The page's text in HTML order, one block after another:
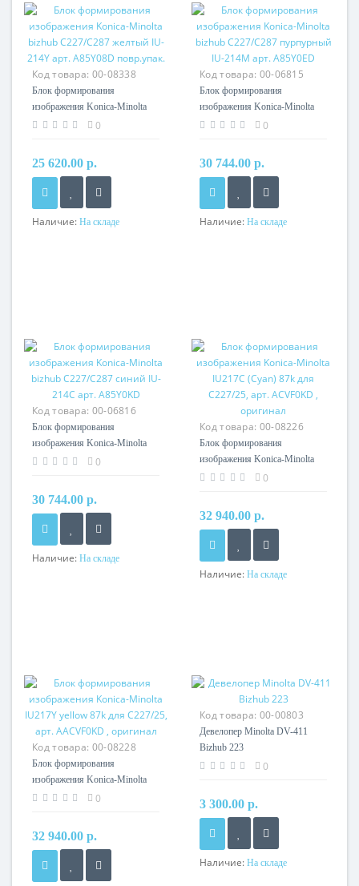
Код товара: 00-08338
Блок формирования
изображения Konica-Minolta
bizhub C227/C287 желтый IU-
0
25 620.00 р.
Наличие: На складе
Код товара: 00-06815
Блок формирования
изображения Konica-Minolta
bizhub C227/C287 пурпурный
0
30 744.00 р.
Наличие: На складе
Код товара: 00-06816
Блок формирования
изображения Konica-Minolta
bizhub C227/C287 синий IU-
0
30 744.00 р.
Наличие: На складе
Код товара: 00-08226
Блок формирования
изображения Konica-Minolta
IU217C (Cyan) 87k для
0
32 940.00 р.
Наличие: На складе
Код товара: 00-08228
Блок формирования
изображения Konica-Minolta
IU217Y yellow 87k для
0
32 940.00 р.
Код товара: 00-00803
Девелопер Minolta DV-411
Bizhub 223
0
3 300.00 р.
Наличие: На складе